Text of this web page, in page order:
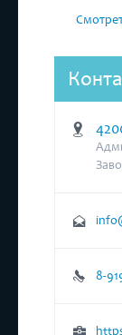
8-